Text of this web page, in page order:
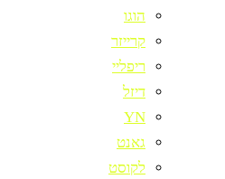
הוגו
קרייזר
ריפליי
דיזל
YN
גאנט
לקוסט